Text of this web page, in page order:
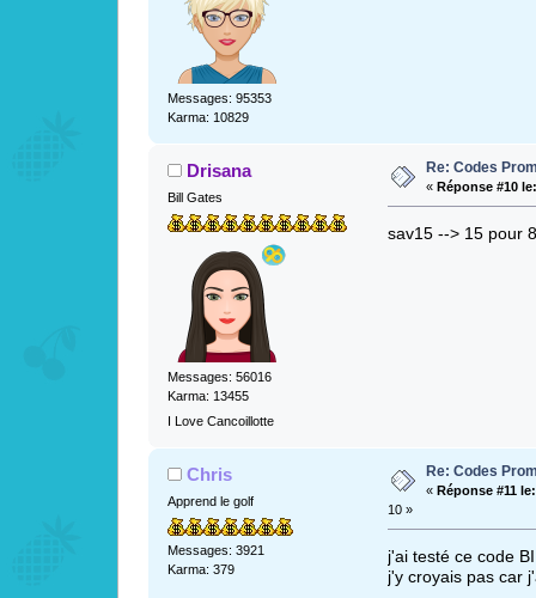
Messages: 95353
Karma: 10829
Drisana
Bill Gates
Messages: 56016
Karma: 13455
I Love Cancoillotte
Re: Codes
« Réponse #10 le:
sav15 --> 15 pour
Chris
Apprend le golf
Messages: 3921
Karma: 379
Re: Codes
« Réponse #11 le:
10 »
j'ai testé ce code
j'y croyais pas car